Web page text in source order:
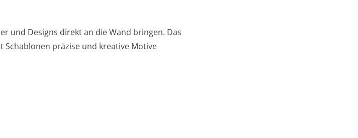
und Designs direkt an die Wand bringen. Das
präzise und kreative Motive